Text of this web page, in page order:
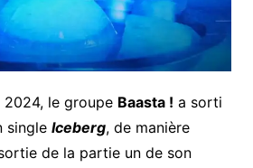
2024, le groupe Baasta ! a sorti
single Iceberg, de manière
de la partie un de son